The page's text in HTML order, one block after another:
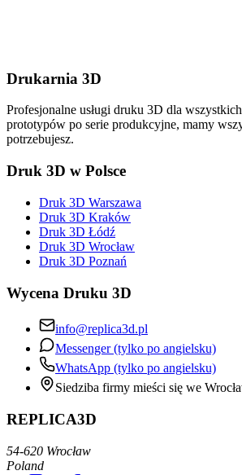
Drukarnia 3D
Profesjonalne usługi druku 3D dla
prototypów po serie produkcyjne, mamy
potrzebujesz.
Druk 3D w Polsce
Druk 3D Warszawa
Druk 3D Kraków
Druk 3D Łódź
Druk 3D Wrocław
Druk 3D Poznań
Wycena Druku 3D
info@replica3d.pl
Messenger (tylko po angielsku)
WhatsApp (tylko po angielsku)
Siedziba firmy mieści się we
REPLICA3D
54-620 Wrocław
Poland